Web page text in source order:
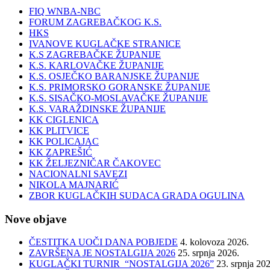
FIQ WNBA-NBC
FORUM ZAGREBAČKOG K.S.
HKS
IVANOVE KUGLAČKE STRANICE
K.S ZAGREBAČKE ŽUPANIJE
K.S. KARLOVAČKE ŽUPANIJE
K.S. OSJEČKO BARANJSKE ŽUPANIJE
K.S. PRIMORSKO GORANSKE ŽUPANIJE
K.S. SISAČKO-MOSLAVAČKE ŽUPANIJE
K.S. VARAŽDINSKE ŽUPANIJE
KK CIGLENICA
KK PLITVICE
KK POLICAJAC
KK ZAPREŠIĆ
KK ŽELJEZNIČAR ČAKOVEC
NACIONALNI SAVEZI
NIKOLA MAJNARIĆ
ZBOR KUGLAČKIH SUDACA GRADA OGULINA
Nove objave
ČESTITKA UOČI DANA POBJEDE 4. kolovoza 2026.
ZAVRŠENA JE NOSTALGIJA 2026 25. srpnja 2026.
KUGLAČKI TURNIR “NOSTALGIJA 2026” 23. srpnja